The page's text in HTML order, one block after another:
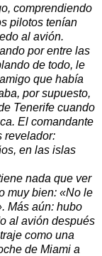
comprendiendo
pilotos tenían
al avión.
por entre las
de todo, le
que había
por supuesto,
Tenerife cuando
El comandante
revelador:
en las islas
nada que ver
muy bien: «No le
Más aún: hubo
al avión después
como una
de Miami a